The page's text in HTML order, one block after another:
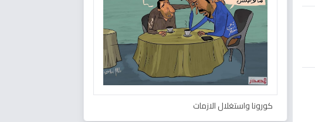
كورونا واستغلال الازمات